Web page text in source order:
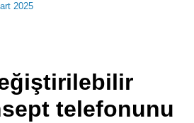
2025
telefonunu